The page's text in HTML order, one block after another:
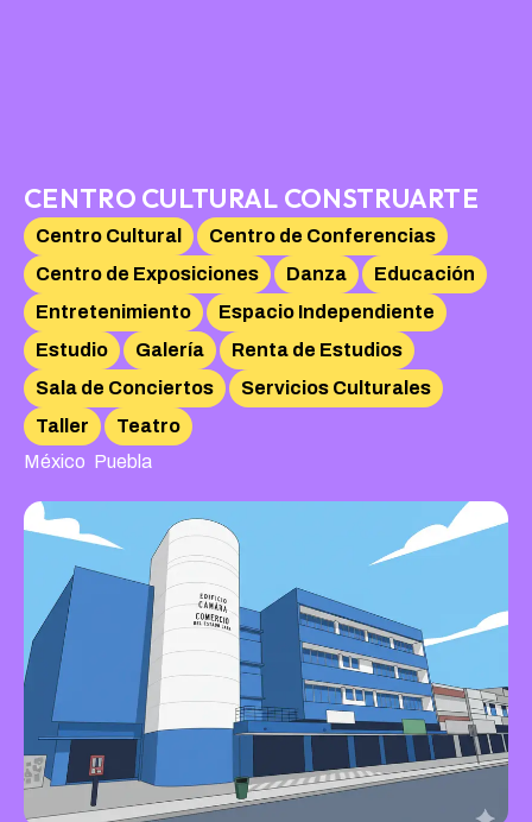
CENTRO CULTURAL CONSTRUARTE
Centro Cultural
Centro de Conferencias
Centro de Exposiciones
Danza
Educación
Entretenimiento
Espacio Independiente
Estudio
Galería
Renta de Estudios
Sala de Conciertos
Servicios Culturales
Taller
Teatro
México Puebla